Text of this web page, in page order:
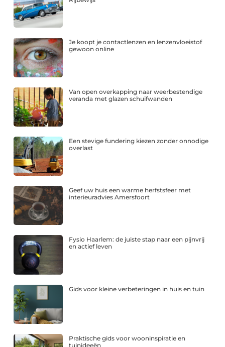
Je koopt je contactlenzen en lenzenvloeistof
gewoon online
Van open overkapping naar weerbestendige
veranda met glazen schuifwanden
Een stevige fundering kiezen zonder onnodige
overlast
Geef uw huis een warme herfstsfeer met
interieuradvies Amersfoort
Fysio Haarlem: de juiste stap naar een pijnvrij
en actief leven
Gids voor kleine verbeteringen in huis en tuin
Praktische gids voor wooninspiratie en
tuinideeën